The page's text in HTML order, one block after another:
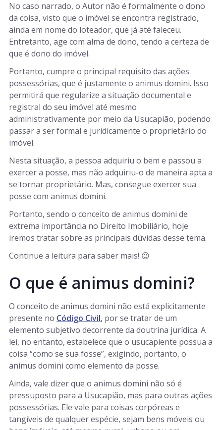
No caso narrado, o Autor não é formalmente o dono
da coisa, visto que o imóvel se encontra registrado,
ainda em nome do loteador, que já até faleceu.
Entretanto, age com alma de dono, tendo a certeza de
que é dono do imóvel.
Portanto, cumpre o principal requisito das ações
possessórias, que é justamente o animus domini. Isso
permitirá que regularize a situação documental e
registral do seu imóvel até mesmo
administrativamente por meio da Usucapião, podendo
passar a ser formal e juridicamente o proprietário do
imóvel.
Nesta situação, a pessoa adquiriu o bem e passou a
exercer a posse, mas não adquiriu-o de maneira apta a
se tornar proprietário. Mas, consegue exercer sua
posse com animus domini.
Portanto, sendo o conceito de animus domini de
extrema importância no Direito Imobiliário, hoje
iremos tratar sobre as principais dúvidas desse tema.
Continue a leitura para saber mais! 😉
O que é animus domini?
O conceito de animus domini não está explicitamente
presente no Código Civil, por se tratar de um
elemento subjetivo decorrente da doutrina jurídica. A
lei, no entanto, estabelece que o usucapiente possua a
coisa “como se sua fosse”, exigindo, portanto, o
animus domini como elemento da posse.
Ainda, vale dizer que o animus domini não só é
pressuposto para a Usucapião, mas para outras ações
possessórias. Ele vale para coisas corpóreas e
tangíveis de qualquer espécie, sejam bens móveis ou